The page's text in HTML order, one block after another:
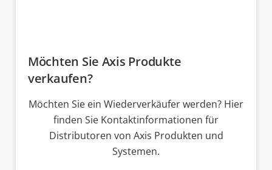
Möchten Sie Axis Produkte
verkaufen?
Möchten Sie ein Wiederverkäufer werden? Hier
finden Sie Kontaktinformationen für
Distributoren von Axis Produkten und
Systemen.